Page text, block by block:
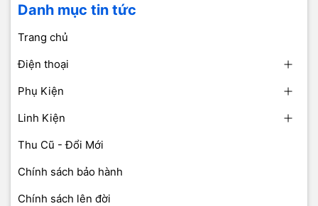
Danh mục tin tức
Trang chủ
Điện thoại
Phụ Kiện
Linh Kiện
Thu Cũ - Đổi Mới
Chính sách bảo hành
Chính sách lên đời